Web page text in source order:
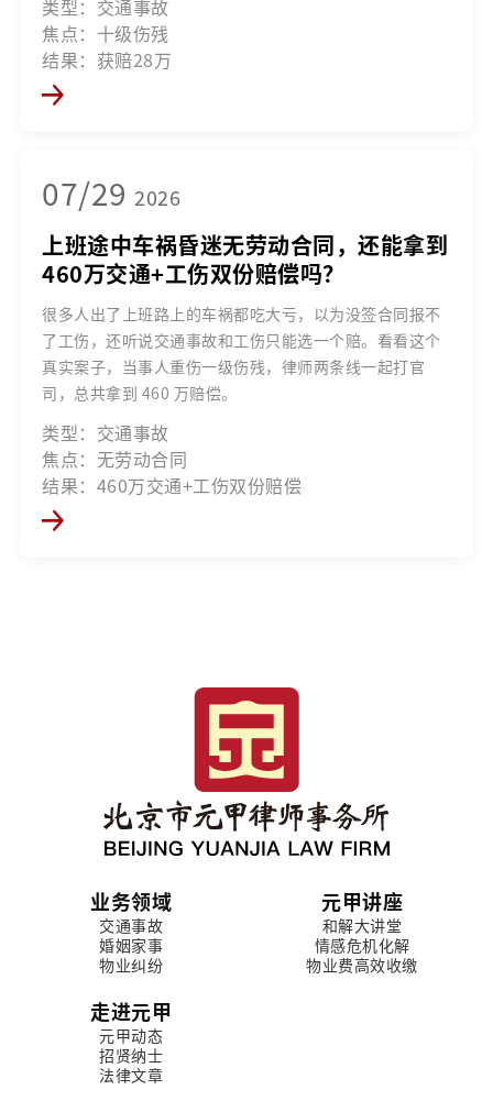
类型：交通事故
焦点：十级伤残
结果：获赔28万
07/29 2026
上班途中车祸昏迷无劳动合同，还能拿到
460万交通+工伤双份赔偿吗？
很多人出了上班路上的车祸都吃大亏，以为没签合同报不
了工伤，还听说交通事故和工伤只能选一个赔。看看这个
真实案子，当事人重伤一级伤残，律师两条线一起打官
司，总共拿到 460 万赔偿。
类型：交通事故
焦点：无劳动合同
结果：460万交通+工伤双份赔偿
业务领域
交通事故
婚姻家事
物业纠纷
元甲讲座
和解大讲堂
情感危机化解
物业费高效收缴
走进元甲
元甲动态
招贤纳士
法律文章